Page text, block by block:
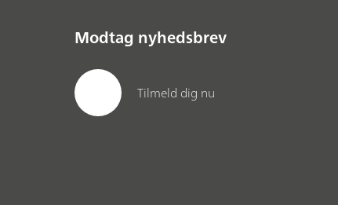
Modtag nyhedsbrev
Tilmeld dig nu